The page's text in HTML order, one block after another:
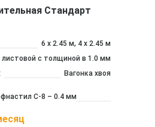
Стандарт
6 х 2.45 м, 4 х 2.45 м
с толщиной в 1.0 мм
Вагонка хвоя
С-8 – 0.4 мм